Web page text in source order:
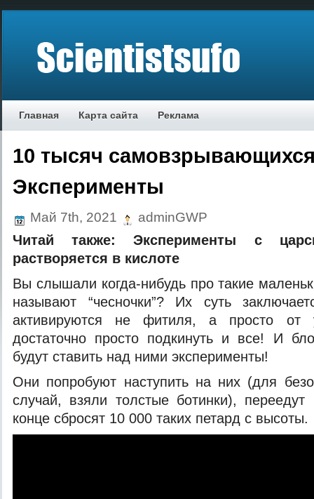
Главная Карта сайта Реклама
10 тысяч
Эксперименты
Май 7th, 2021 adminGWP
Читай также:Эксперименты с
растворяется в кислоте
Вы слышали когда-нибудь про такие
называют “чесночки”? Их суть
активируются не фитиля, а просто от
достаточно просто подкинуть и все! И
будут ставить над ними эксперименты!
Они попробуют наступить на них (для
случай, взяли толстые ботинки),
конце сбросят 10 000 таких петард с высоты.